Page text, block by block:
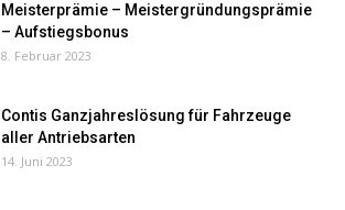
Meisterprämie – Meistergründungsprämie
– Aufstiegsbonus
8. Februar 2023
Contis Ganzjahreslösung für Fahrzeuge
aller Antriebsarten
14. Juni 2023